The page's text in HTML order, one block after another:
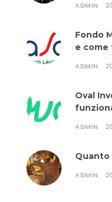
ADMIN
Fondo
e come
ADMIN
Oval
ADMIN
Quanto
ADMIN